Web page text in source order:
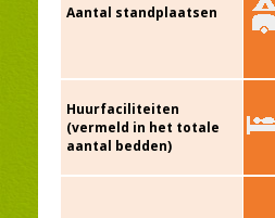
Aantal standplaatsen
Huurfaciliteiten
(vermeld in het totale
aantal bedden)